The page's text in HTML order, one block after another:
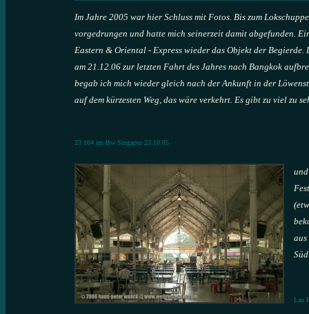
Im Jahre 2005 war hier Schluss mit Fotos. Bis zum
vorgedrungen und hatte mich seinerzeit damit abgefunden.
Eastern & Oriental - Express wieder das Objekt der Begierde.
am 21.12.06 zur letzten Fahrt des Jahres nach Bangkok
begab ich mich wieder gleich nach der Ankunft in der
auf dem kürzesten Weg, das wäre verkehrt. Es gibt zu viel zu
23 104 im Bw Singapur 23.10.05
Lau